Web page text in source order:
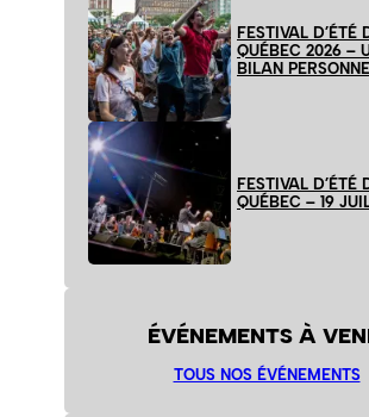
FESTIVAL D’ÉTÉ
QUÉBEC 2026 –
BILAN
FESTIVAL D’ÉTÉ
QUÉBEC – 19
ÉVÉNEMENTS À
TOUS NOS ÉVÉNEMENTS